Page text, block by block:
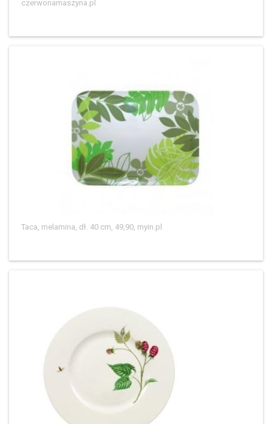
czerwonamaszyna.pl
Taca, melamina, dł. 40 cm, 49,90, myin.pl